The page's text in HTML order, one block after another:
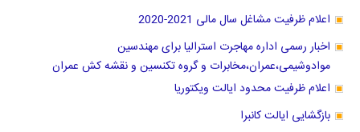
اعلام ظرفیت مشاغل سال مالی 2021-2020
اخبار رسمی اداره مهاجرت استرالیا برای مهندسین
موادوشیمی،عمران،مخابرات و گروه تکنسین و نقشه کش عمران
اعلام ظرفیت محدود ایالت ویکتوریا
بازگشایی ایالت کانبرا